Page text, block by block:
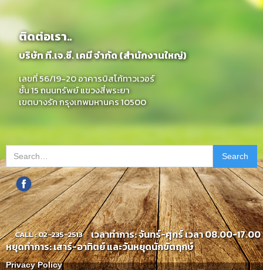
ติดต่อเรา..
บริษัท ที.เจ.ซี. เคมี จำกัด (สำนักงานใหญ่)
เลขที่ 56/19-20 อาคารบิสโก้ทาวเวอร์
ชั้น 15 ถนนทรัพย์ แขวงสี่พระยา
เขตบางรัก กรุงเทพมหานคร 10500
CALL : 02-235-2513
เวลาทำการ: จันทร์-ศุกร์ เวลา 08.00-17.00
หยุดทำการ: เสาร์-อาทิตย์ และวันหยุดนักขัตฤกษ์
Privacy Policy